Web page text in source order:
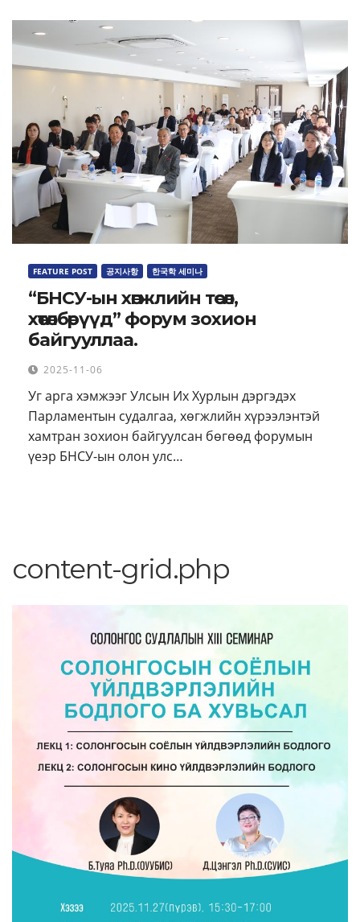
FEATURE POST 공지사항 한국학 세미나
“БНСУ-ын хөгжлийн төсөл,
хөтөлбөрүүд” форум зохион
байгууллаа.
2025-11-06
Уг арга хэмжээг Улсын Их Хурлын дэргэдэх
Парламентын судалгаа, хөгжлийн хүрээлэнтэй
хамтран зохион байгуулсан бөгөөд форумын
үеэр БНСУ-ын олон улс…
content-grid.php